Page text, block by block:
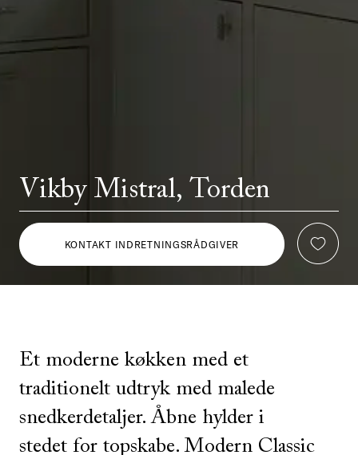
Vikby Mistral, Torden
KONTAKT INDRETNINGSRÅDGIVER
Et moderne køkken med et
traditionelt udtryk med malede
snedkerdetaljer. Åbne hylder i
stedet for topskabe. Modern Classic